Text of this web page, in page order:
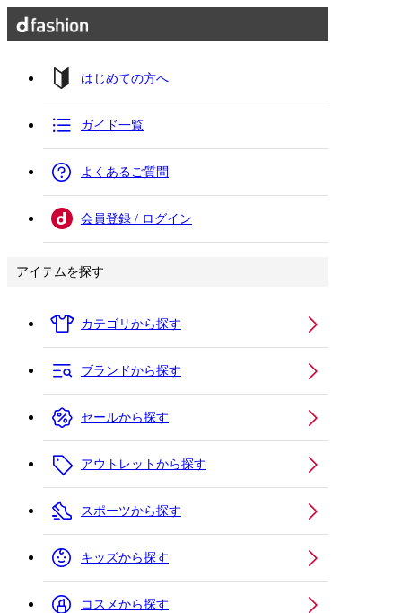
はじめての方へ
ガイド一覧
よくあるご質問
会員登録 / ログイン
アイテムを探す
カテゴリから探す
ブランドから探す
セールから探す
アウトレットから探す
スポーツから探す
キッズから探す
コスメから探す